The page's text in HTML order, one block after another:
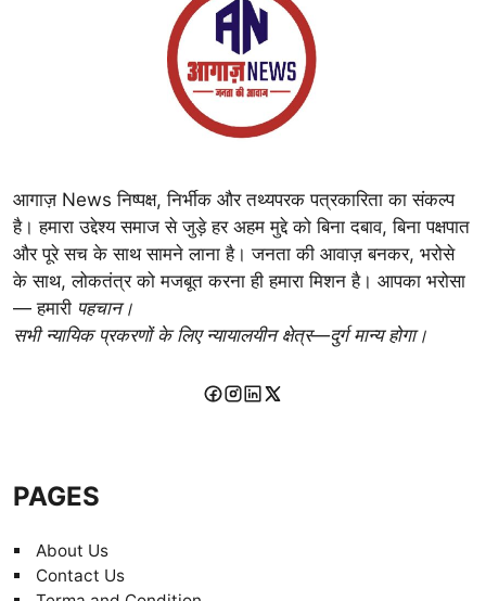
आगाज़ News निष्पक्ष, निर्भीक और तथ्यपरक पत्रकारिता का संकल्प
है। हमारा उद्देश्य समाज से जुड़े हर अहम मुद्दे को बिना दबाव, बिना पक्षपात
और पूरे सच के साथ सामने लाना है। जनता की आवाज़ बनकर, भरोसे
के साथ, लोकतंत्र को मजबूत करना ही हमारा मिशन है। आपका भरोसा
— हमारी पहचान।
सभी न्यायिक प्रकरणों के लिए न्यायालयीन क्षेत्र—दुर्ग मान्य होगा।
PAGES
About Us
Contact Us